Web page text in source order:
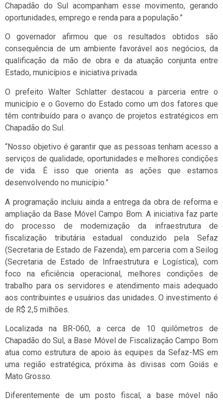
Chapadão do Sul acompanham esse movimento, gerando
oportunidades, emprego e renda para a população.”
O governador afirmou que os resultados obtidos são
consequência de um ambiente favorável aos negócios, da
qualificação da mão de obra e da atuação conjunta entre
Estado, municípios e iniciativa privada.
O prefeito Walter Schlatter destacou a parceria entre o
município e o Governo do Estado como um dos fatores que
têm contribuído para o avanço de projetos estratégicos em
Chapadão do Sul.
“Nosso objetivo é garantir que as pessoas tenham acesso a
serviços de qualidade, oportunidades e melhores condições
de vida. É isso que orienta as ações que estamos
desenvolvendo no município.”
A programação incluiu ainda a entrega da obra de reforma e
ampliação da Base Móvel Campo Bom. A iniciativa faz parte
do processo de modernização da infraestrutura de
fiscalização tributária estadual conduzido pela Sefaz
(Secretaria de Estado de Fazenda), em parceria com a Seilog
(Secretaria de Estado de Infraestrutura e Logística), com
foco na eficiência operacional, melhores condições de
trabalho para os servidores e atendimento mais adequado
aos contribuintes e usuários das unidades. O investimento é
de R$ 2,5 milhões.
Localizada na BR-060, a cerca de 10 quilômetros de
Chapadão do Sul, a Base Móvel de Fiscalização Campo Bom
atua como estrutura de apoio às equipes da Sefaz-MS em
uma região estratégica, próxima às divisas com Goiás e
Mato Grosso.
Diferentemente de um posto fiscal, a base móvel não